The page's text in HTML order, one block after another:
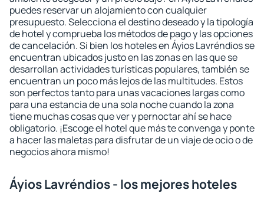
puedes reservar un alojamiento con cualquier
presupuesto. Selecciona el destino deseado y la tipología
de hotel y comprueba los métodos de pago y las opciones
de cancelación. Si bien los hoteles en Áyios Lavréndios se
encuentran ubicados justo en las zonas en las que se
desarrollan actividades turísticas populares, también se
encuentran un poco más lejos de las multitudes. Estos
son perfectos tanto para unas vacaciones largas como
para una estancia de una sola noche cuando la zona
tiene muchas cosas que ver y pernoctar ahí se hace
obligatorio. ¡Escoge el hotel que más te convenga y ponte
a hacer las maletas para disfrutar de un viaje de ocio o de
negocios ahora mismo!
Áyios Lavréndios - los mejores hoteles